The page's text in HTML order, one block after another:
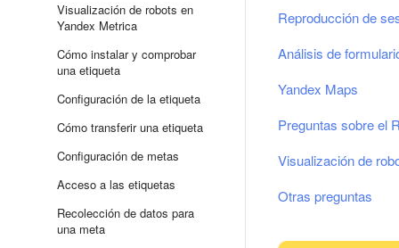
Visualización de robots en
Yandex Metrica
Cómo instalar y comprobar
una etiqueta
Configuración de la etiqueta
Cómo transferir una etiqueta
Configuración de metas
Acceso a las etiquetas
Recolección de datos para
una meta
Reproducción de
Análisis de
Yandex Maps
Preguntas sobre el
Visualización de
Otras preguntas